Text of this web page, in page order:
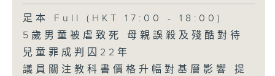
足本 Full (HKT 17:00 - 18:00)
5歲男童被虐致死 母親誤殺及殘酷對待
兒童罪成判囚22年
議員關注教科書價格升幅對基層影響 提